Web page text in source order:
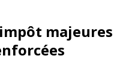
majeures